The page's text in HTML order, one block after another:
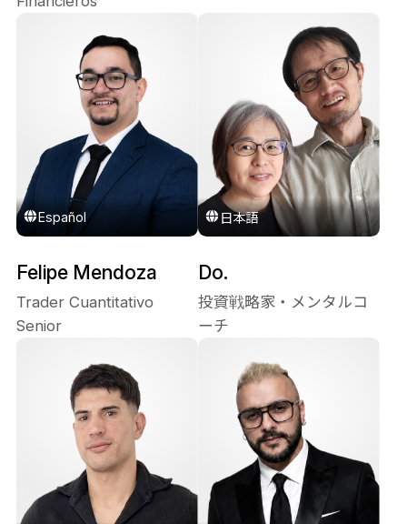
Español
Felipe Mendoza
Trader Cuantitativo
Senior
日本語
Do.
投資戦略家・メンタルコ
ーチ